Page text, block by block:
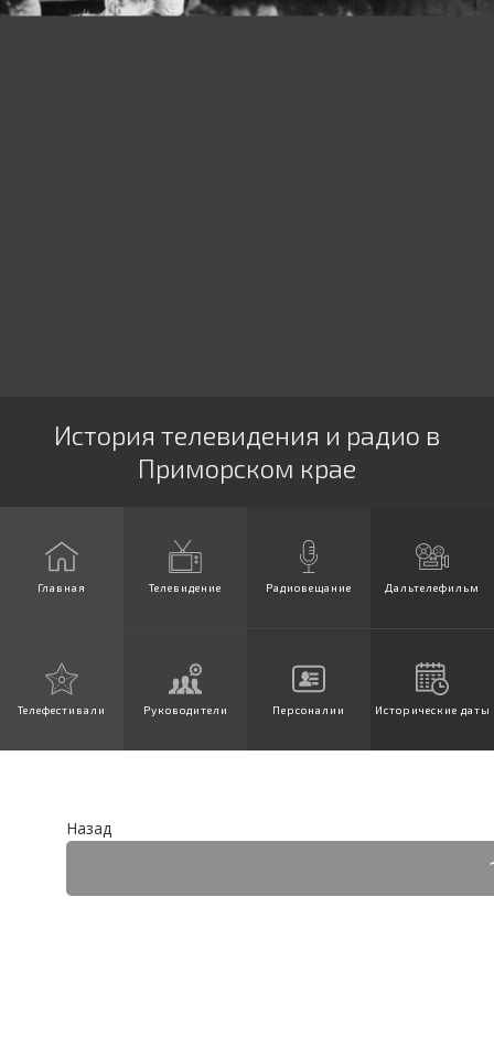
История телевидения и радио в
Приморском крае
Главная Телевидение Радиовещание Дальтелефильм
Телефестивали Руководители Персоналии Исторические даты
Назад